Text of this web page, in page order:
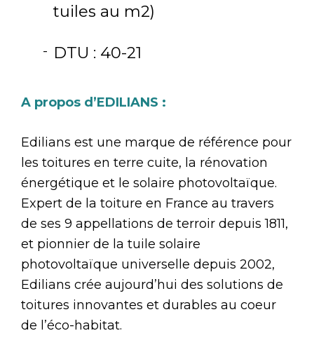
tuiles au m2)
DTU : 40-21
A propos d’EDILIANS :
Edilians est une marque de référence pour
les toitures en terre cuite, la rénovation
énergétique et le solaire photovoltaïque.
Expert de la toiture en France au travers
de ses 9 appellations de terroir depuis 1811,
et pionnier de la tuile solaire
photovoltaïque universelle depuis 2002,
Edilians crée aujourd’hui des solutions de
toitures innovantes et durables au coeur
de l’éco-habitat.